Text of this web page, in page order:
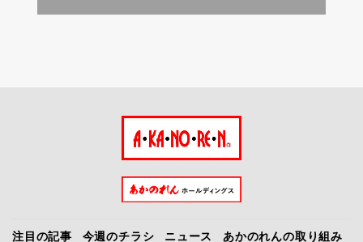
注目の記事 今週のチラシ ニュース
あかのれんの取り組み